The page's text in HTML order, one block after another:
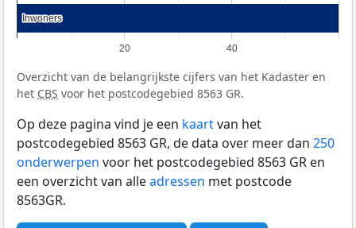
20 40
Inwoners
Inwoners
Overzicht van de belangrijkste cijfers van het Kadaster en
het CBS voor het postcodegebied 8563 GR.
Op deze pagina vind je een kaartvan het
postcodegebied 8563 GR, de data over meer dan 250
onderwerpen voor het postcodegebied 8563 GR en
een overzicht van alleadressen met postcode
8563GR.